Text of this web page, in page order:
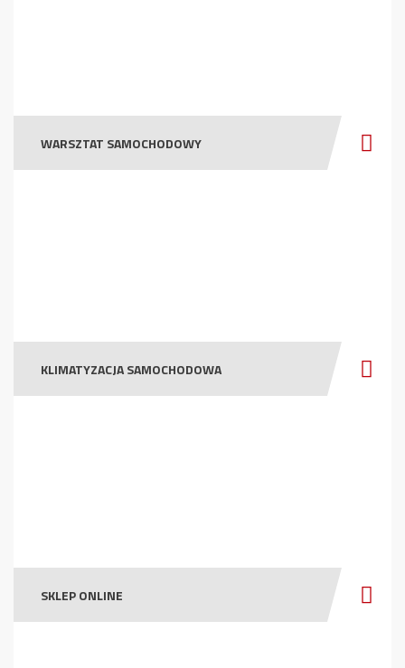
WARSZTAT SAMOCHODOWY
KLIMATYZACJA SAMOCHODOWA
SKLEP ONLINE